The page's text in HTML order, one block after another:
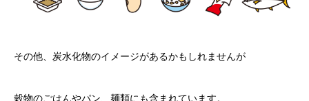
その他、炭水化物のイメージがあるかもしれませんが
穀物のごはんやパン、麺類にも含まれています。